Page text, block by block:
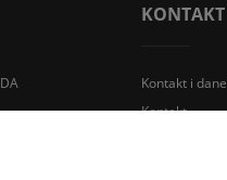
KONTAKT
Kontakt i
Kontakt